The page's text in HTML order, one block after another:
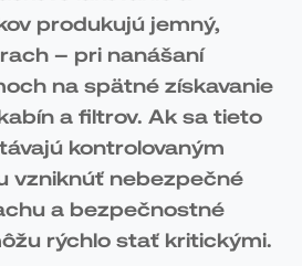
produkujú jemný,
– pri nanášaní
na spätné získavanie
a filtrov. Ak sa tieto
kontrolovaným
vzniknúť nebezpečné
a bezpečnostné
rýchlo stať kritickými.